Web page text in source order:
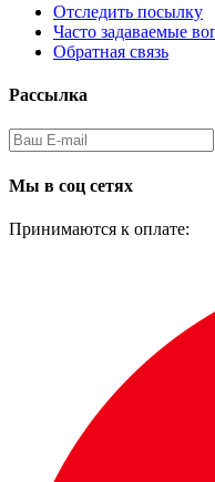
Отследить посылку
Часто задаваемые
Обратная связь
Рассылка
Мы в соц сетях
Принимаются к оплате: